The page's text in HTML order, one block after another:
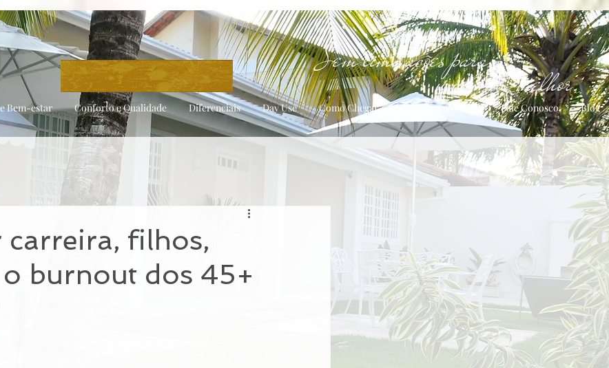
uma vida melhor.
Sem limitações para
Bem-estar Conforto e Qualidade Diferenciais Day Use Como Chegar Agende uma Visita Fale Conosco Blog
filhos,
o burnout dos 45+